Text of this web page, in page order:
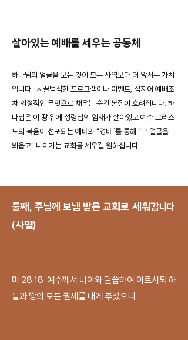
살아있는 예배를 세우는 공동체
하나님의 얼굴을 보는 것이 모든 사역보다 더 앞서는 가치
입니다. 시끌벅적한 프로그램이나 이벤트, 심지어 예배조
차 외형적인 무엇으로 채우는 순간 본질이 흐려집니다. 하
나님은 이 땅 위에 성령님의 임재가 살아있고 예수 그리스
도의 복음이 선포되는 예배와 “경배”를 통해 “그 얼굴을
뵈옵고” 나아가는 교회를 세우길 원하십니다.
​둘째, 주님께 보냄 받은 교회로 세워갑니다
(사명)
마 28:18 예수께서 나아와 말씀하여 이르시되 하
늘과 땅의 모든 권세를 내게 주셨으니